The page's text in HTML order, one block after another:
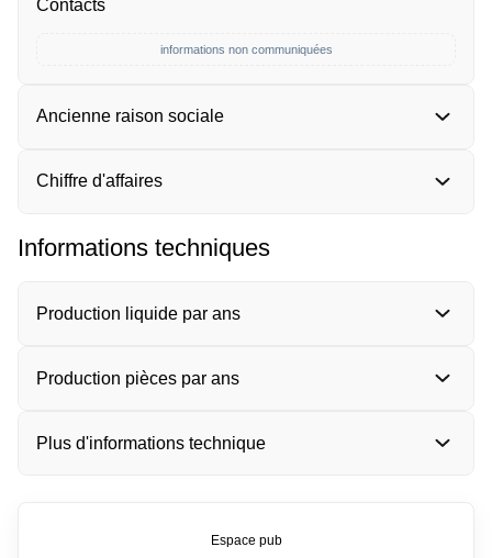
Contacts
informations non communiquées
Ancienne raison sociale
Chiffre d'affaires
Informations techniques
Production liquide par ans
Production pièces par ans
Plus d'informations technique
Espace pub